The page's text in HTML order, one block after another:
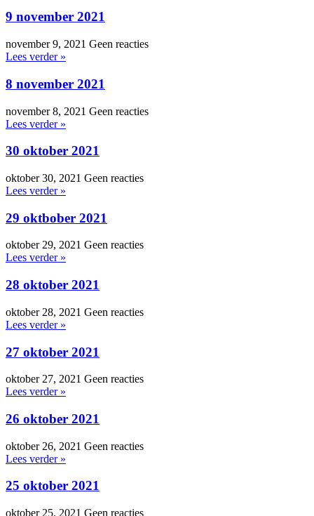
9 november 2021
november 9, 2021 Geen reacties
Lees verder »
8 november 2021
november 8, 2021 Geen reacties
Lees verder »
30 oktober 2021
oktober 30, 2021 Geen reacties
Lees verder »
29 oktbober 2021
oktober 29, 2021 Geen reacties
Lees verder »
28 oktober 2021
oktober 28, 2021 Geen reacties
Lees verder »
27 oktober 2021
oktober 27, 2021 Geen reacties
Lees verder »
26 oktober 2021
oktober 26, 2021 Geen reacties
Lees verder »
25 oktober 2021
oktober 25, 2021 Geen reacties